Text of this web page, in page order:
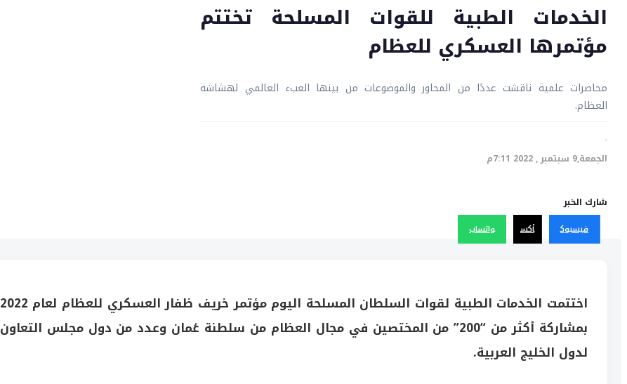
الخدمات الطبية للقوات المسلحة تختتم
مؤتمرها العسكري للعظام
محاضرات علمية ناقشت عددًا من المحاور والموضوعات من بينها العبء العالمي لهشاشة
العظام.
·
الجمعة,9 سبتمبر , 2022 7:11م
شارك الخبر
فيسبوك أكس واتساب
اختتمت الخدمات الطبية لقوات السلطان المسلحة اليوم مؤتمر خريف ظفار العسكري للعظام لعام 2022
بمشاركة أكثر من “200” من المختصين في مجال العظام من سلطنة عُمان وعدد من دول مجلس التعاون
لدول الخليج العربية.